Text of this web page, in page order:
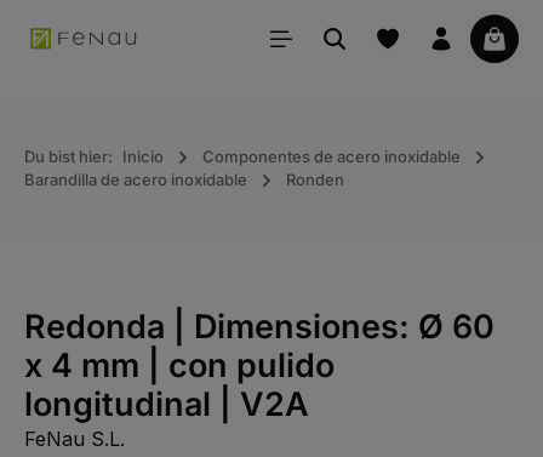
principal La
Du bist hier: Inicio
Componentes de acero inoxidable
Barandilla de acero inoxidable
Ronden
Redonda | Dimensiones: Ø 60
x 4 mm | con pulido
longitudinal | V2A
FeNau S.L.